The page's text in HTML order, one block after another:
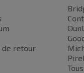
de retour